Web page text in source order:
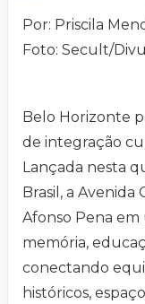
Por: Priscila
Foto: Secult/
Belo Horizonte
de integração
Lançada nesta
Brasil, a
Afonso Pena
memória,
conectando
históricos,